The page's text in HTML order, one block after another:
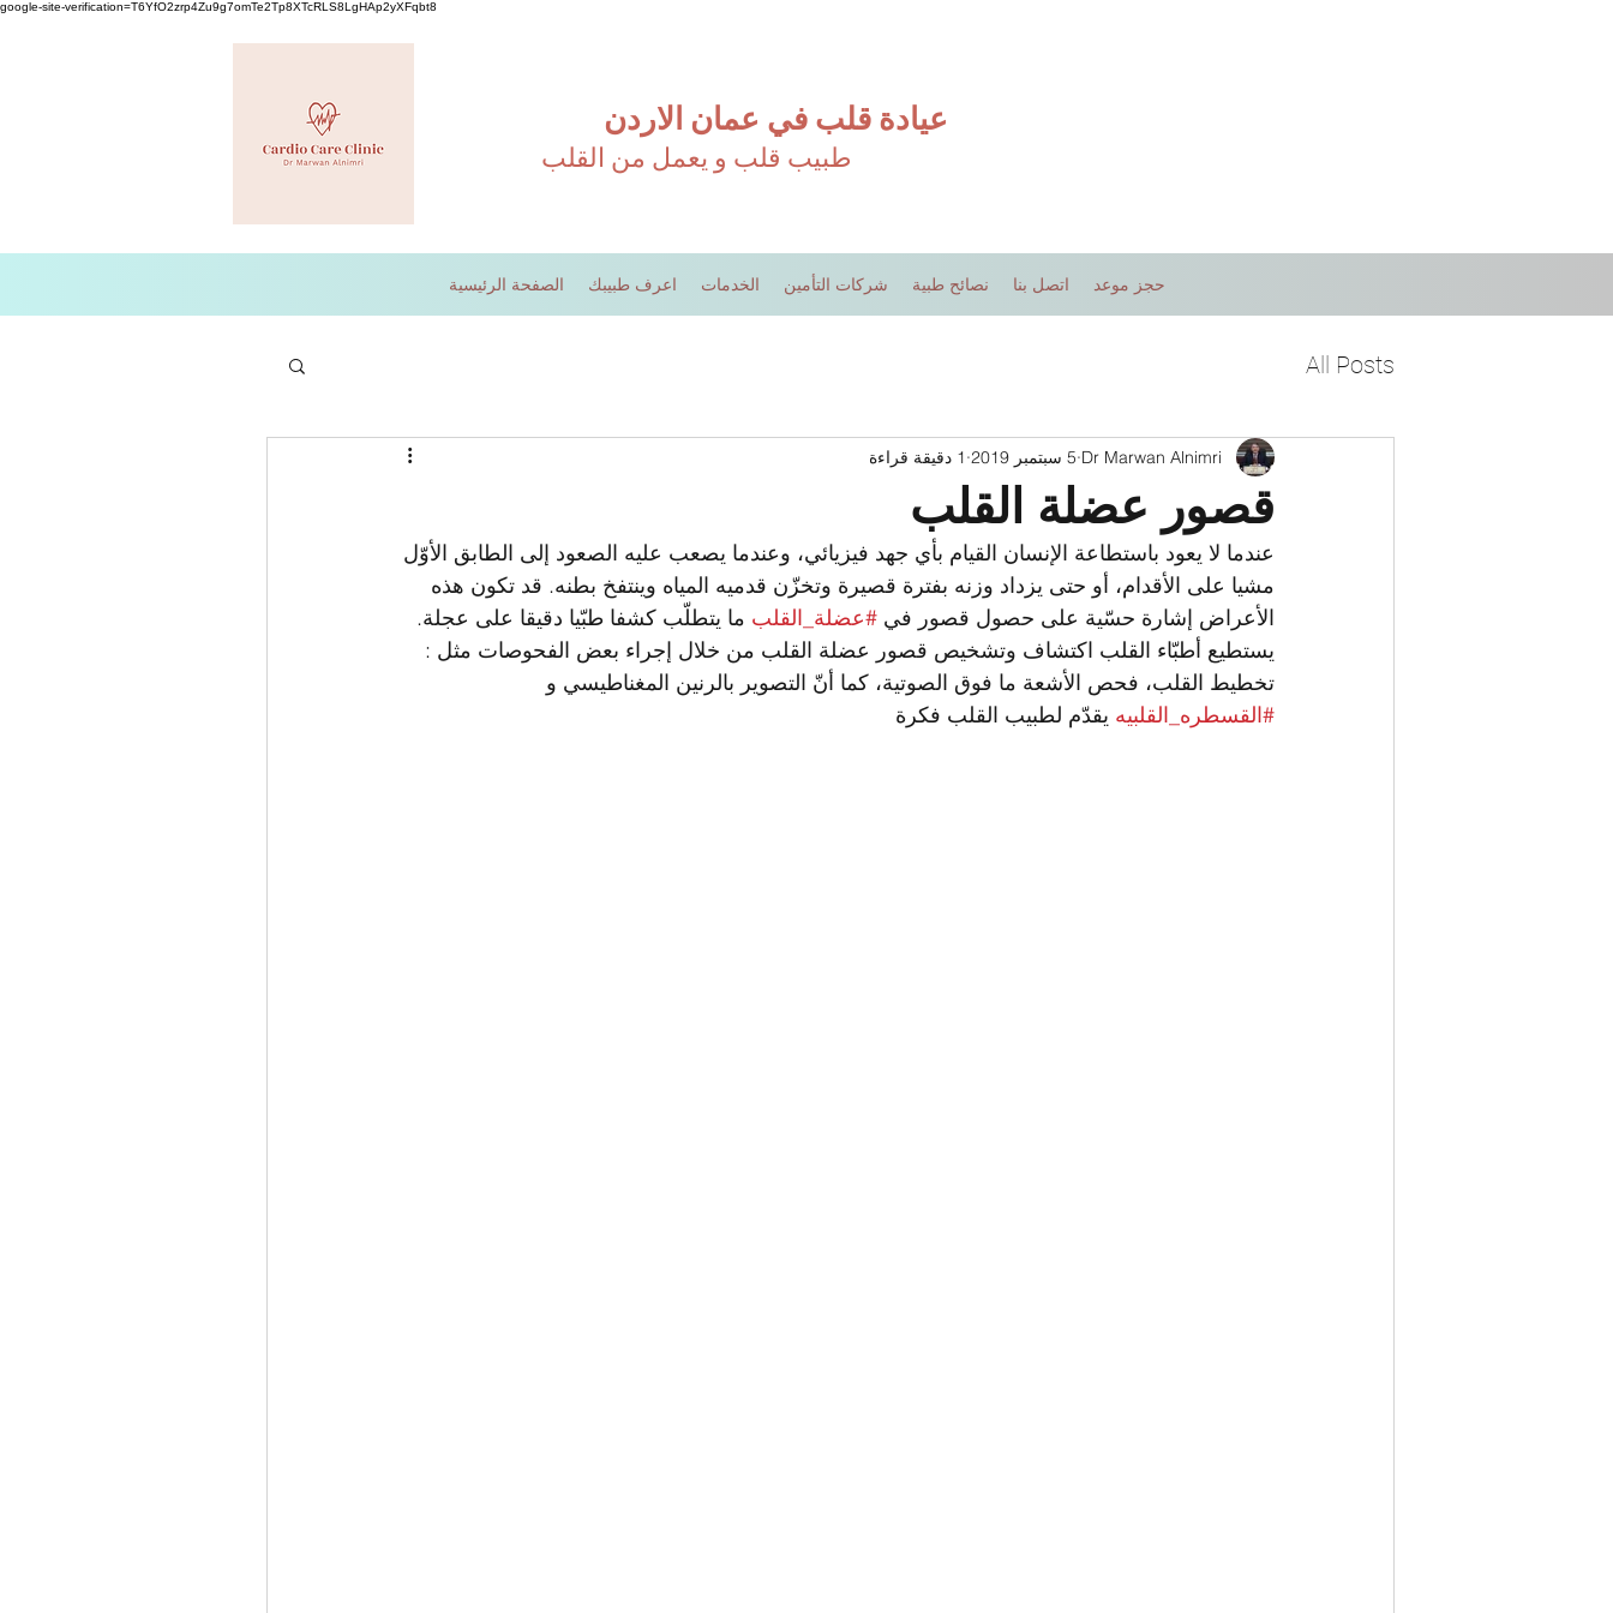
google-site-verification=T6YfO2zrp4Zu9g7omTe2Tp8XTcRLS8LgHAp2yXFqbt8
عيادة قلب في عمان الاردن
طبيب قلب و يعمل من القلب
الصفحة الرئيسية اعرف طبيبك الخدمات شركات التأمين نصائح طبية اتصل بنا حجز موعد
All Posts
قصور عضلة القلب
Dr Marwan Alnimri 5 سبتمبر 2019 1 دقيقة قراءة
عندما لا يعود باستطاعة الإنسان القيام بأي جهد فيزيائي، وعندما يصعب عليه الصعود إلى الطابق الأوّل
مشيا على الأقدام، أو حتى يزداد وزنه بفترة قصيرة وتخزّن قدميه المياه وينتفخ بطنه. قد تكون هذه
الأعراض إشارة حسّية على حصول قصور في #عضلة_القلب ما يتطلّب كشفا طبّيا دقيقا على عجلة.
يستطيع أطبّاء القلب اكتشاف وتشخيص قصور عضلة القلب من خلال إجراء بعض الفحوصات مثل :
تخطيط القلب، فحص الأشعة ما فوق الصوتية، كما أنّ التصوير بالرنين المغناطيسي و
#القسطره_القلبيه يقدّم لطبيب القلب فكرة